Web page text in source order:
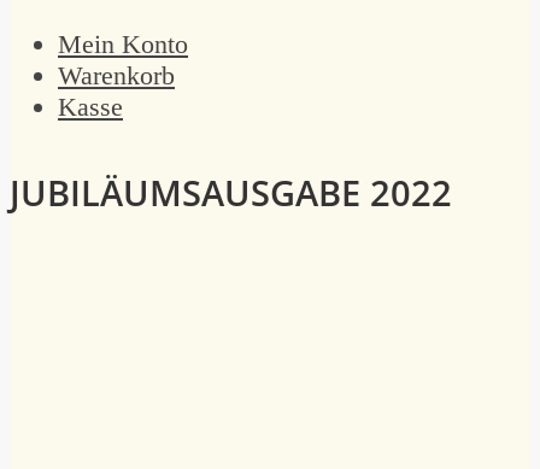
Mein Konto
Warenkorb
Kasse
JUBILÄUMSAUSGABE 2022